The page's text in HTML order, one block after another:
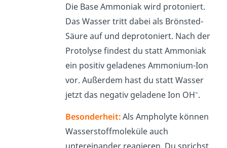
Die Base Ammoniak wird protoniert.
Das Wasser tritt dabei als Brönsted-
Säure auf und deprotoniert. Nach der
Protolyse findest du statt Ammoniak
ein positiv geladenes Ammonium-Ion
vor. Außerdem hast du statt Wasser
jetzt das negativ geladene Ion OH–.
Besonderheit:Als Ampholyte können
Wasserstoffmoleküle auch